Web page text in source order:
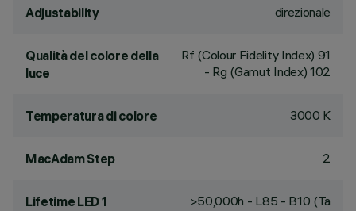
Adjustability direzionale
Qualità del colore della
luce
Rf (Colour Fidelity Index) 91
- Rg (Gamut Index) 102
Temperatura di colore 3000 K
MacAdam Step 2
Lifetime LED 1
>50,000h - L85 - B10 (Ta